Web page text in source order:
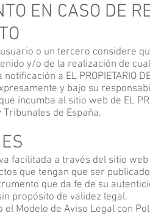
EN CASO DE
o un tercero considere
y/o de la realización de
a EL PROPIETARIO
y bajo su
incumba al sitio web de EL
de España.
facilitada a través del sitio
que tengan que ser
que da fe de su
propósito de validez legal.
Modelo de Aviso Legal con